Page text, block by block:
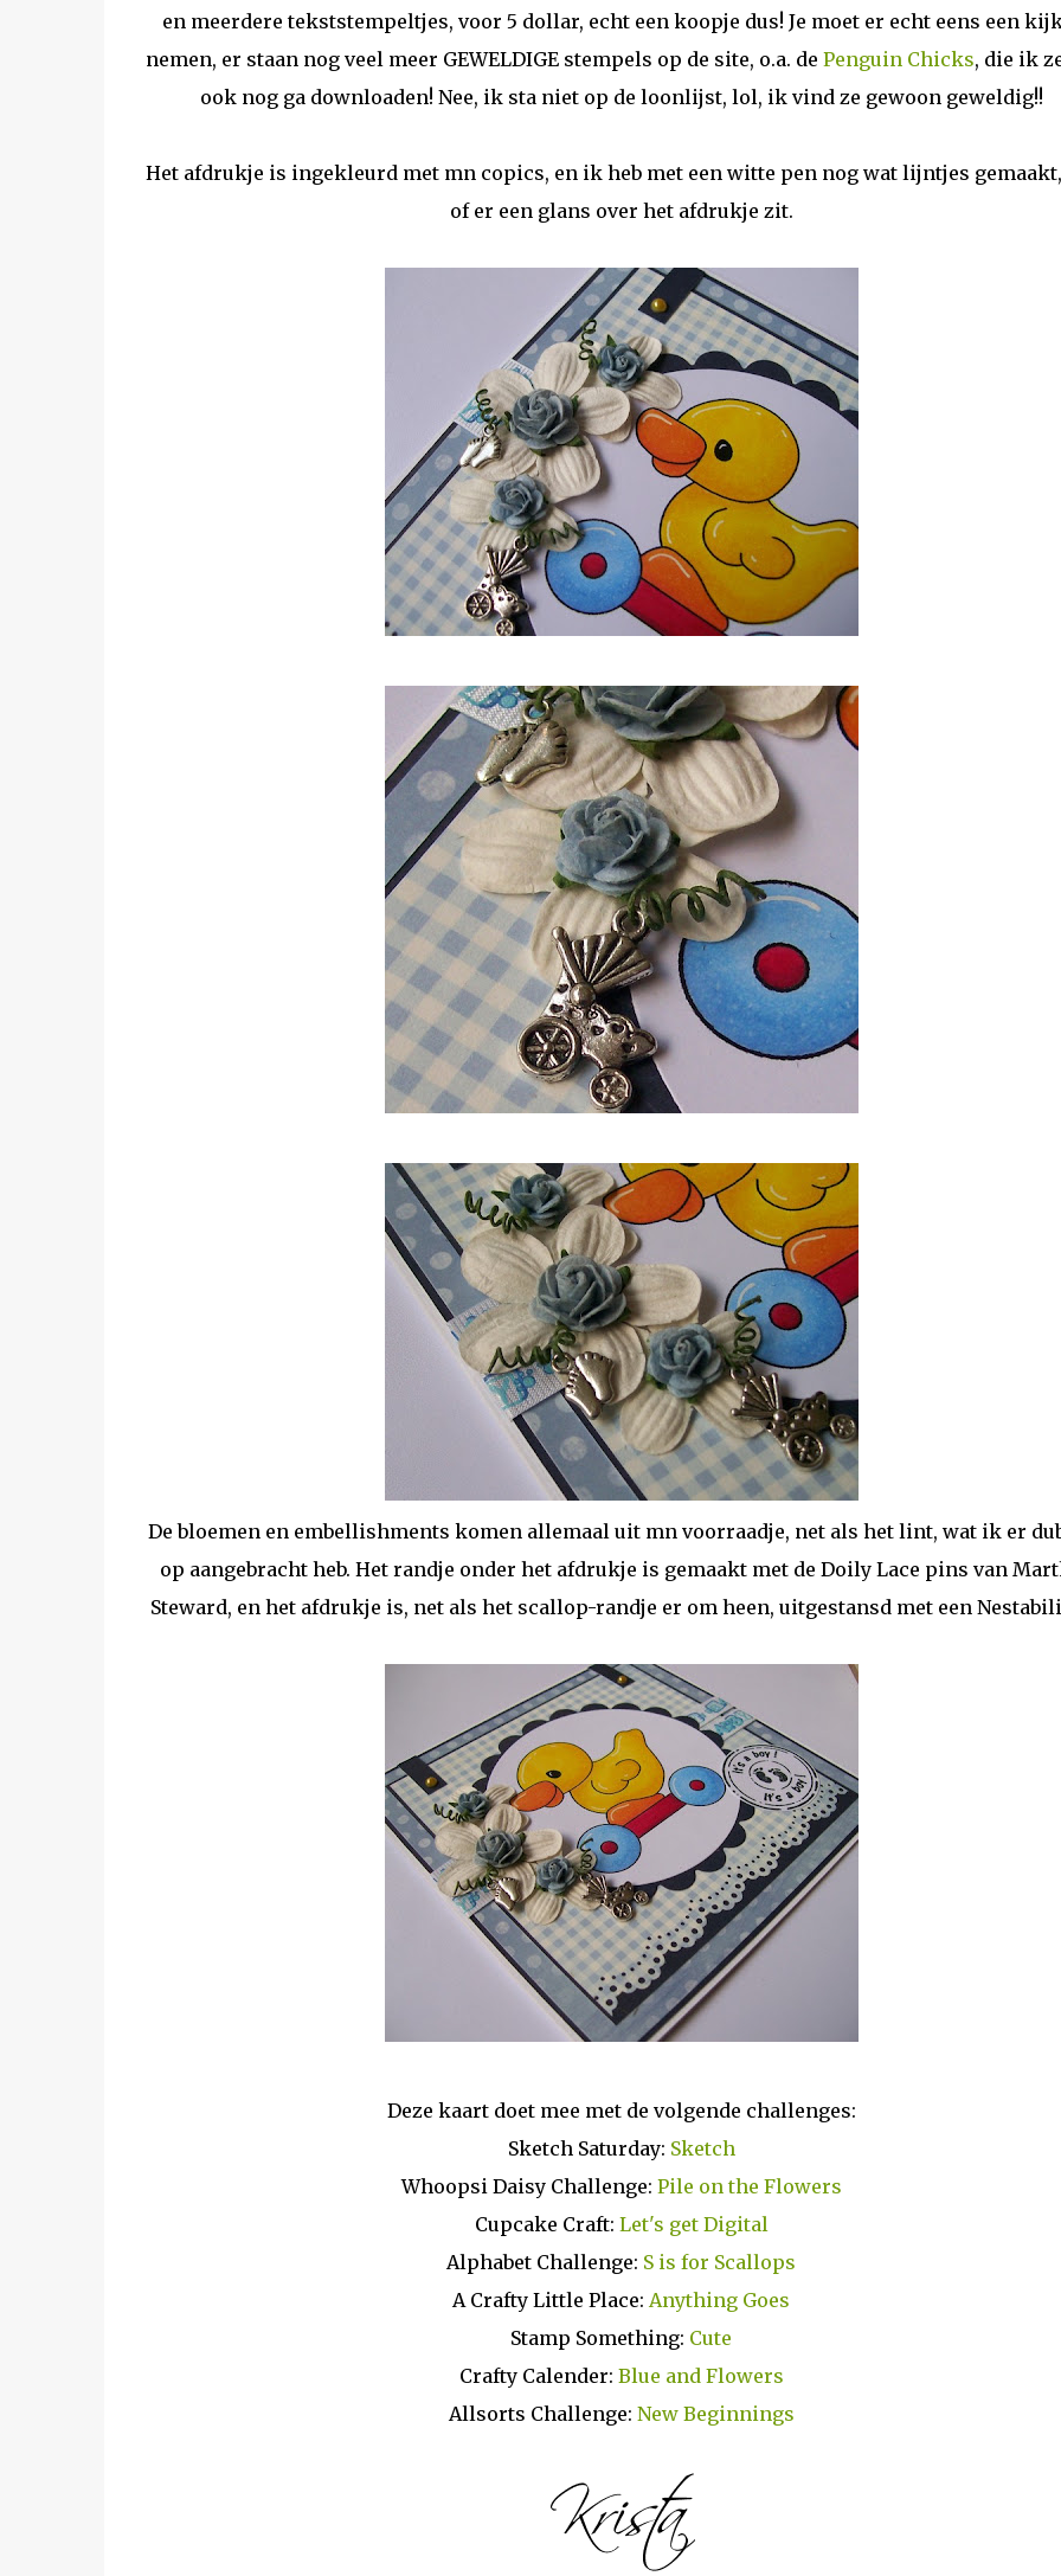
en meerdere tekststempeltjes, voor 5 dollar, echt een koopje dus! Je moet er echt eens een
nemen, er staan nog veel meer GEWELDIGE stempels op de site, o.a. de Penguin Chicks, die ik
ook nog ga downloaden! Nee, ik sta niet op de loonlijst, lol, ik vind ze gewoon geweldig!!
Het afdrukje is ingekleurd met mn copics, en ik heb met een witte pen nog wat lijntjes
of er een glans over het afdrukje zit.
De bloemen en embellishments komen allemaal uit mn voorraadje, net als het lint, wat ik er
op aangebracht heb. Het randje onder het afdrukje is gemaakt met de Doily Lace pins van
Steward, en het afdrukje is, net als het scallop-randje er om heen, uitgestansd met een
Deze kaart doet mee met de volgende challenges:
Sketch Saturday: Sketch
Whoopsi Daisy Challenge: Pile on the Flowers
Cupcake Craft: Let's get Digital
Alphabet Challenge: S is for Scallops
A Crafty Little Place: Anything Goes
Stamp Something: Cute
Crafty Calender: Blue and Flowers
Allsorts Challenge: New Beginnings